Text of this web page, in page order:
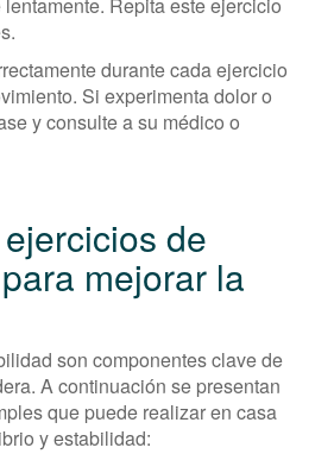
Repita este ejercicio
durante cada ejercicio
Si experimenta dolor o
y consulte a su médico o
de
mejorar la
son componentes clave de
A continuación se presentan
que puede realizar en casa
y estabilidad: